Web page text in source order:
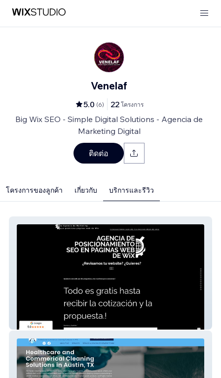
Venelaf
5.0 (6) 22 โครงการ
Big Wix SEO - Simple Digital Solutions - Agencia de
Marketing Digital
ติดต่อ
โครงการของลูกค้า เกี่ยวกับ บริการและรีวิว
Seo En Wix